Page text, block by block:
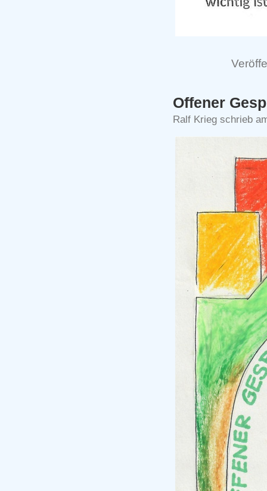
Offener
Ralf Krieg schrieb